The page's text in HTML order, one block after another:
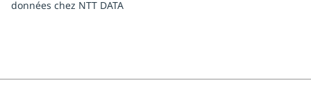
données chez NTT DATA